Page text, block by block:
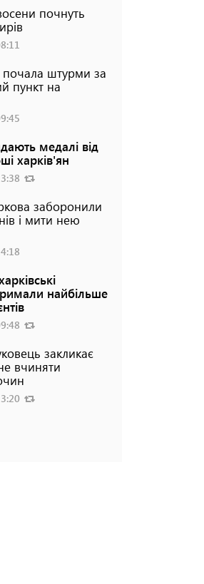
почнуть
почала штурми за
пункт на
медалі від
харків'ян
заборонили
і мити нею
найбільше
закликає
вчиняти